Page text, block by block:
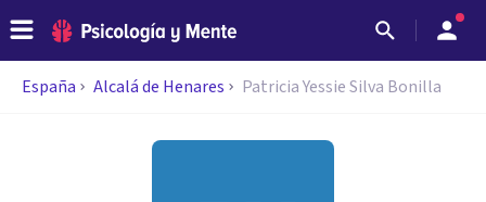
España Alcalá de Henares Patricia Yessie Silva Bonilla